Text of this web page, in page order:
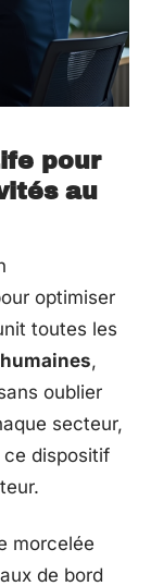
pour
au
optimiser
toutes les
,
oublier
secteur,
dispositif
morcelée
de bord